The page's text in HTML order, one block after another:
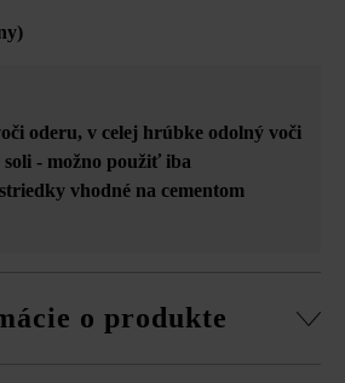
oderu, v celej hrúbke odolný voči
- možno použiť iba
vhodné na cementom
o produkte